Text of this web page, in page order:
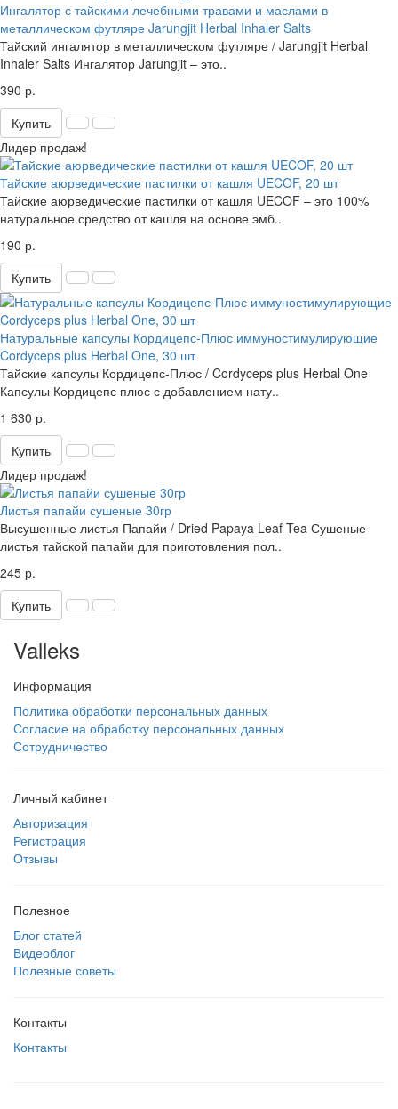
Ингалятор с тайскими лечебными травами и маслами в
металлическом футляре Jarungjit Herbal Inhaler Salts
Тайский ингалятор в металлическом футляре / Jarungjit Herbal
Inhaler Salts Ингалятор Jarungjit – это..
390 р.
Купить
Лидер продаж!
Тайские аюрведические пастилки от кашля UECOF, 20 шт
Тайские аюрведические пастилки от кашля UECOF – это 100%
натуральное средство от кашля на основе эмб..
190 р.
Купить
Натуральные капсулы Кордицепс-Плюс иммуностимулирующие
Cordyceps plus Herbal One, 30 шт
Тайские капсулы Кордицепс-Плюс / Cordyceps plus Herbal One
Капсулы Кордицепс плюс с добавлением нату..
1 630 р.
Купить
Лидер продаж!
Листья папайи сушеные 30гр
Высушенные листья Папайи / Dried Papaya Leaf Tea Сушеные
листья тайской папайи для приготовления пол..
245 р.
Купить
Valleks
Информация
Политика обработки персональных данных
Согласие на обработку персональных данных
Сотрудничество
Личный кабинет
Авторизация
Регистрация
Отзывы
Полезное
Блог статей
Видеоблог
Полезные советы
Контакты
Контакты